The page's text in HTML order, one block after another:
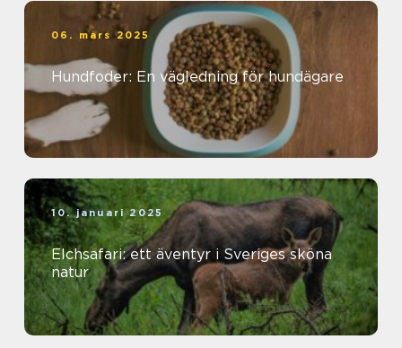
06. mars 2025
Hundfoder: En vägledning för hundägare
10. januari 2025
Elchsafari: ett äventyr i Sveriges sköna
natur